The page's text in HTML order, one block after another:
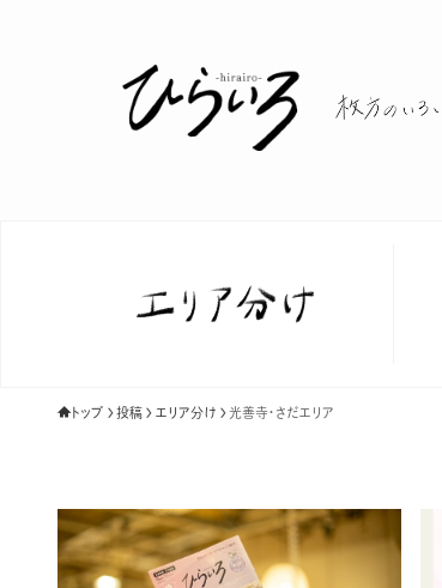
トップ 投稿 エリア分け 光善寺・さだエリア